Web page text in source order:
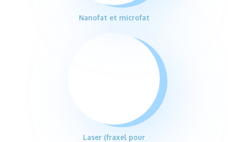
Nanofat et microfat
Laser (fraxel pour